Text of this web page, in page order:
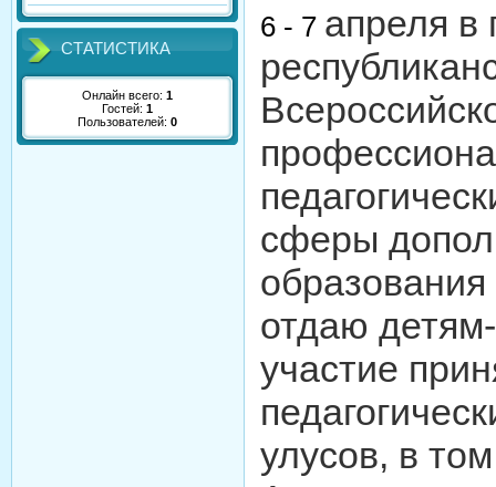
СТАТИСТИКА
Онлайн всего: 1
Гостей: 1
Пользователей: 0
6 - 7 апреля в
сферы
отдаю
участие
улусов, в